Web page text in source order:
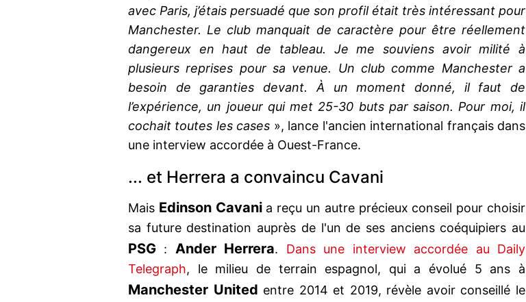
avec Paris, j’étais persuadé que son profil était très intéressant pour
Manchester. Le club manquait de caractère pour être réellement
dangereux en haut de tableau. Je me souviens avoir milité à
plusieurs reprises pour sa venue. Un club comme Manchester a
besoin de garanties devant. À un moment donné, il faut de
l’expérience, un joueur qui met 25-30 buts par saison. Pour moi, il
cochait toutes les cases », lance l'ancien international français dans
une interview accordée à Ouest-France.
... et Herrera a convaincu Cavani
Mais Edinson Cavania reçu un autre précieux conseil pour choisir
sa future destination auprès de l'un de ses anciens coéquipiers au
PSG : Ander Herrera. Dans une interview accordée au Daily
Telegraph, le milieu de terrain espagnol, qui a évolué 5 ans à
Manchester United entre 2014 et 2019, révèle avoir conseillé le